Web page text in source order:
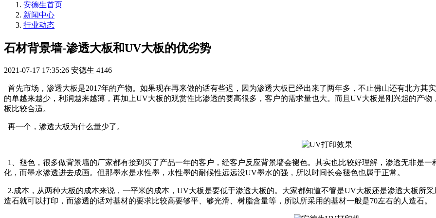
安德生首页
新闻中心
行业动态
石材背景墙-渗透大板和UV大板的优劣势
2021-07-17 17:35:26 安德生 4146
首先市场，渗透大板是2017年的产物。如果现在再来做的话有些迟，因为渗透大板已经出来了两年多，不止佛山还有北方
的单越来越少，利润越来越薄，再加上UV大板的观赏性比渗透的要高很多，客户的需求量也大。而且UV大板是刚兴起的产
板比较合适。
再一个，渗透大板为什么量少了。
1、褪色，很多做背景墙的厂家都有接到买了产品一年的客户，经客户反应背景墙会褪色。其实也比较好理解，渗透无非是
化，而墨水渗透进去成画。但那墨水是水性墨，水性墨的耐候性远远没UV墨水的强，所以时间长会褪色也属于正常。
2.成本，从两种大板的成本来说，一平米的成本，UV大板是要低于渗透大板的。大家都知道不管是UV大板还是渗透大板所
造石就可以打印，而渗透的话对基材的要求比较高要够平、够光滑、树脂含量等，所以所采用的基材一般是70左右的人造石。